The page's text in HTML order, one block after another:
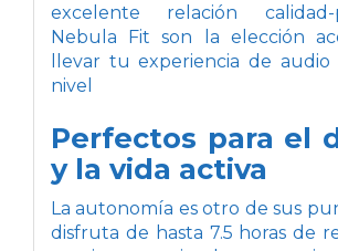
excelente relación
Nebula Fit son la elección
llevar tu experiencia de audio
nivel
Perfectos para el
y la vida activa
La autonomía es otro de sus
disfruta de hasta 7.5 horas de